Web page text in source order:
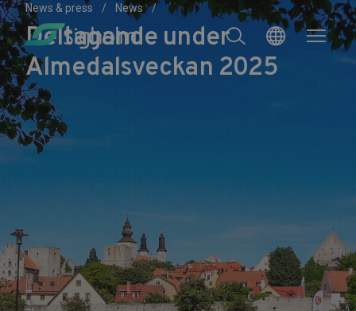
News & press News
Deltagande under
Almedalsveckan 2025